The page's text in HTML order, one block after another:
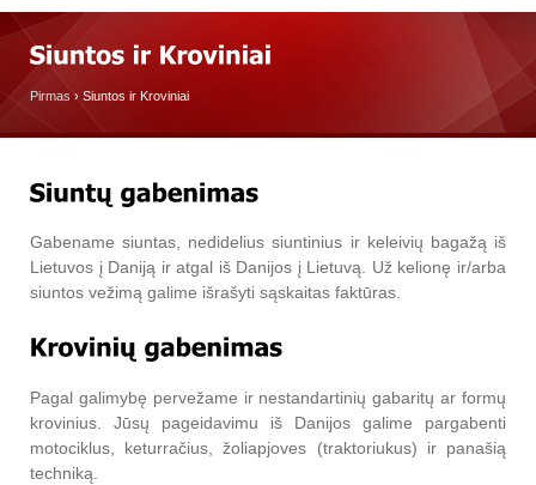
Pirmas › Siuntos ir Kroviniai
Gabename siuntas, nedidelius siuntinius ir keleivių bagažą iš
Lietuvos į Daniją ir atgal iš Danijos į Lietuvą. Už kelionę ir/arba
siuntos vežimą galime išrašyti sąskaitas faktūras.
Pagal galimybę pervežame ir nestandartinių gabaritų ar formų
krovinius. Jūsų pageidavimu iš Danijos galime pargabenti
motociklus, keturračius, žoliapjoves (traktoriukus) ir panašią
techniką.